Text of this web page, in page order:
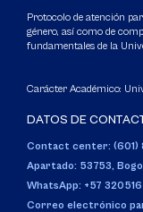
Protocolo de atención
género, así como de
fundamentales de la
Carácter Académico:
DATOS DE
Contact center: (601)
Apartado: 53753,
WhatsApp: +57
Correo electrónico